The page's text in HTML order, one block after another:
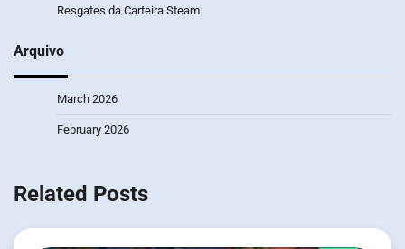
Resgates da Carteira Steam
Arquivo
March 2026
February 2026
Related Posts